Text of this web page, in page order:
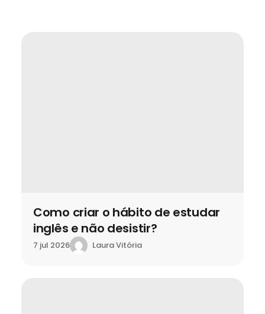
Como criar o hábito de estudar
inglês e não desistir?
7 jul 2026 Laura Vitória